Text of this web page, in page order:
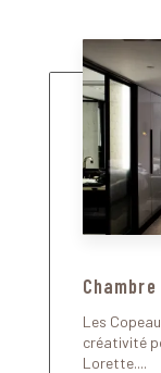
Les
créativité
Lorette....